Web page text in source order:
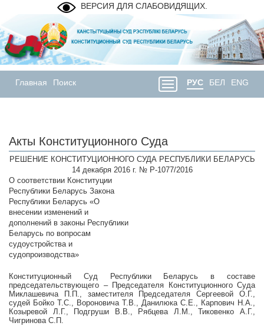
ВЕРСИЯ ДЛЯ СЛАБОВИДЯЩИХ.
Главная Поиск РУС БЕЛ ENG
Акты Конституционного Суда
РЕШЕНИЕ КОНСТИТУЦИОННОГО СУДА РЕСПУБЛИКИ БЕЛАРУСЬ
14 декабря 2016 г. № Р-1077/2016
О соответствии Конституции
Республики Беларусь Закона
Республики Беларусь «О
внесении изменений и
дополнений в законы Республики
Беларусь по вопросам
судоустройства и
судопроизводства»
Конституционный Суд Республики Беларусь в составе
председательствующего – Председателя Конституционного Суда
Миклашевича П.П., заместителя Председателя Сергеевой О.Г.,
судей Бойко Т.С., Вороновича Т.В., Данилюка С.Е., Карпович Н.А.,
Козыревой Л.Г., Подгруши В.В., Рябцева Л.М., Тиковенко А.Г.,
Чигринова С.П.